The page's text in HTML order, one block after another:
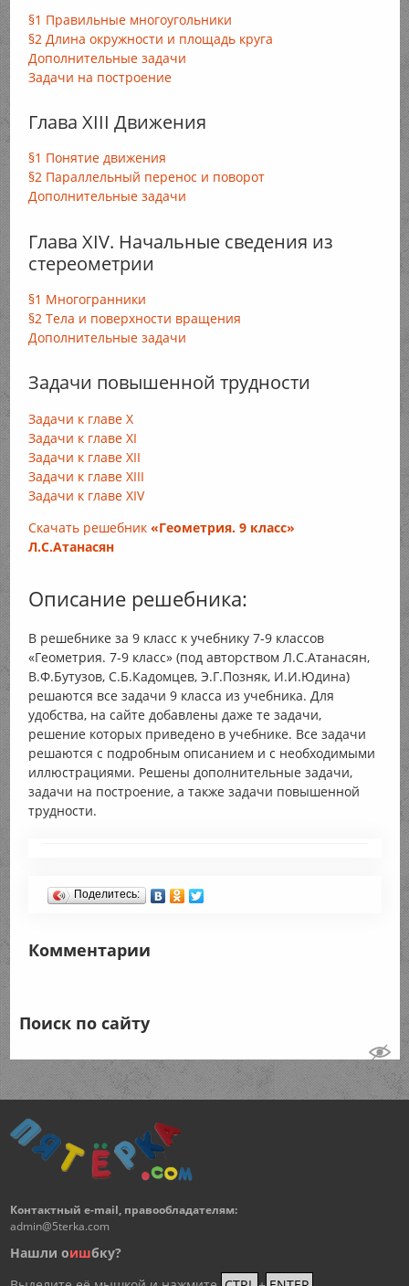
§1 Правильные многоугольники
§2 Длина окружности и площадь круга
Дополнительные задачи
Задачи на построение
Глава XIII Движения
§1 Понятие движения
§2 Параллельный перенос и поворот
Дополнительные задачи
Глава XIV. Начальные сведения из
стереометрии
§1 Многогранники
§2 Тела и поверхности вращения
Дополнительные задачи
Задачи повышенной трудности
Задачи к главе X
Задачи к главе XI
Задачи к главе XII
Задачи к главе XIII
Задачи к главе XIV
Скачать решебник «Геометрия. 9 класс»
Л.С.Атанасян
Описание решебника:
В решебнике за 9 класс к учебнику 7-9 классов
«Геометрия. 7-9 класс» (под авторством Л.С.Атанасян,
В.Ф.Бутузов, С.Б.Кадомцев, Э.Г.Позняк, И.И.Юдина)
решаются все задачи 9 класса из учебника. Для
удобства, на сайте добавлены даже те задачи,
решение которых приведено в учебнике. Все задачи
решаются с подробным описанием и с необходимыми
иллюстрациями. Решены дополнительные задачи,
задачи на построение, а также задачи повышенной
трудности.
Поделитесь:
Комментарии
Поиск по сайту
Контактный e-mail, правообладателям:
admin@5terka.com
Нашли оишбку?